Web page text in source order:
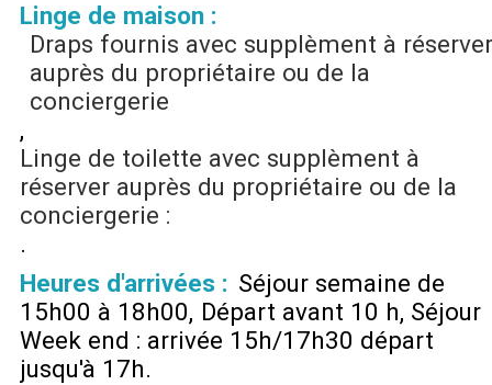
Linge de maison :
Draps fournis avec supplèment à réserver
auprès du propriétaire ou de la
conciergerie
Linge de toilette avec supplèment à
réserver auprès du propriétaire ou de la
conciergerie :
Heures d'arrivées : Séjour semaine de
15h00 à 18h00 Départ avant 10 h Séjour
Week end : arrivée 15h/17h30 départ
jusqu'à 17h